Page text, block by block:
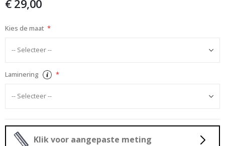
afbeeldingen-
€ 29,00
Kies de maat
Laminering
Klik voor aangepaste meting